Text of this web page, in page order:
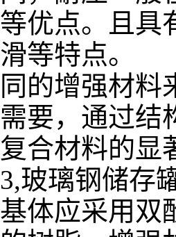
等优点。且具
滑等特点。
同的增强材料
需要，通过结
复合材料的显
3,玻璃钢储存
基体应采用双